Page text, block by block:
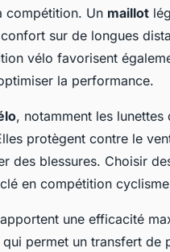
compétition. Un maillot
sur de longues
vélo favorisent
la performance.
, notamment les
protègent contre le
des blessures. Choisir
en compétition
une efficacité
permet un transfert de